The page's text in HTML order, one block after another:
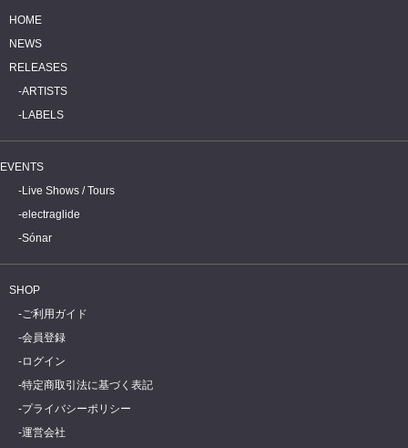
HOME
NEWS
RELEASES
ARTISTS
LABELS
EVENTS
Live Shows / Tours
electraglide
Sónar
SHOP
ご利用ガイド
会員登録
ログイン
特定商取引法に基づく表記
プライバシーポリシー
運営会社